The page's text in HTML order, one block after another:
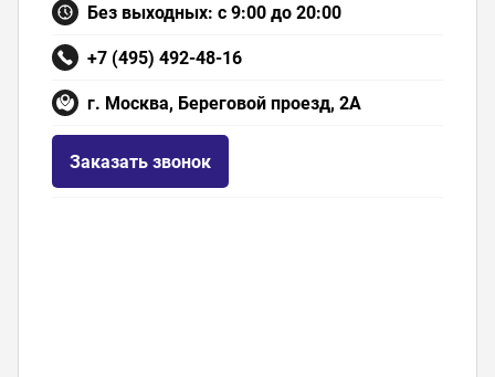
Без выходных: с 9:00 до 20:00
+7 (495) 492-48-16
г. Москва, Береговой проезд, 2А
Заказать звонок